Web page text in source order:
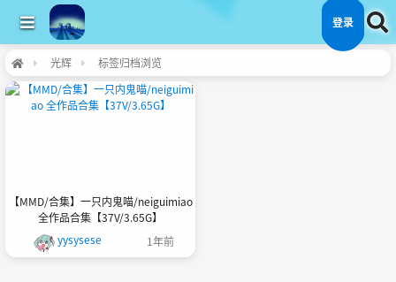
登录
光辉 标签归档浏览
【MMD/合集】一只内鬼喵/neiguimiao
全作品合集【37V/3.65G】
yysysese
1年前